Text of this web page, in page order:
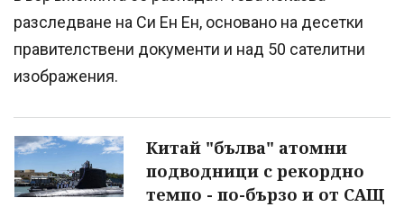
разследване на Си Ен Ен, основано на десетки
правителствени документи и над 50 сателитни
изображения.
Китай "бълва" атомни
подводници с рекордно
темпо - по-бързо и от САЩ